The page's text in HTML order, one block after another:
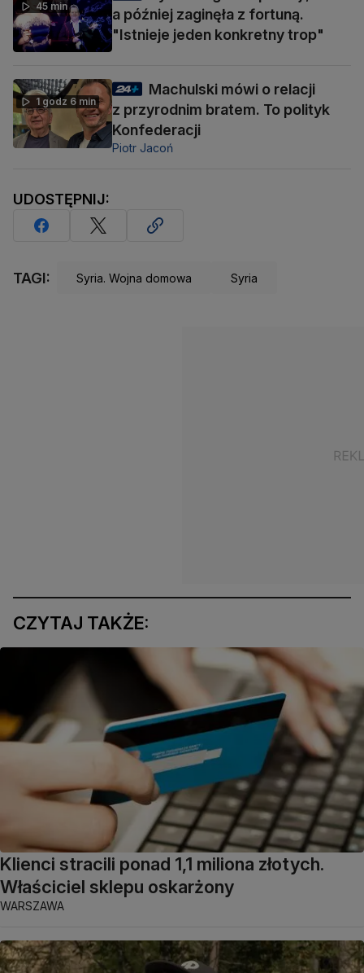
45 min
a później zaginęła z fortuną.
"Istnieje jeden konkretny trop"
1 godz 6 min
Machulski mówi o relacji
z przyrodnim bratem. To polityk
Konfederacji
Piotr Jacoń
UDOSTĘPNIJ:
TAGI: Syria. Wojna domowa Syria
CZYTAJ TAKŻE:
Klienci stracili ponad 1,1 miliona złotych.
Właściciel sklepu oskarżony
WARSZAWA